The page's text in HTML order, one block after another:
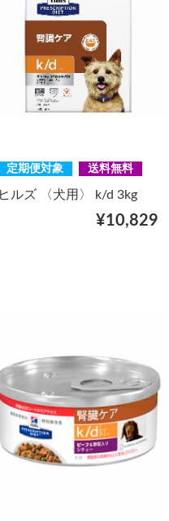
定期便対象 送料無料
ヒルズ 〈犬用〉 k/d 3kg
¥10,829